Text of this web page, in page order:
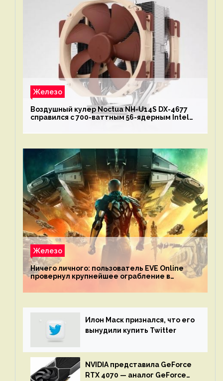
Железо
Воздушный кулер Noctua NH-U14S DX-4677
справился с 700-ваттным 56-ядерным Intel
Железо
Ничего личного: пользователь EVE Online
провернул крупнейшее ограбление в
механике
Илон Маск признался, что его
вынудили купить Twitter
NVIDIA представила GeForce
RTX 4070 — аналог GeForce